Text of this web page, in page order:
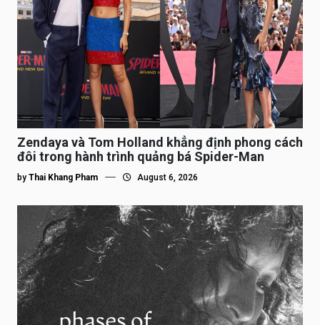
Zendaya và Tom Holland khẳng định phong cách
đôi trong hành trình quảng bá Spider-Man
by Thai Khang Pham August 6, 2026